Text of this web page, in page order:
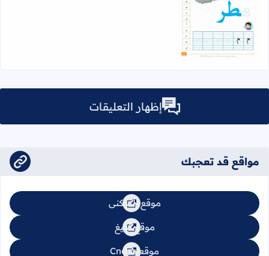
اقرأ المزيد عن ورقة عمل حرف الميم (م) Pdf
إظهار التعليقات
مواقع قد تعجبك
موقع السكنى
موقع تبليغ
موقع Cnops